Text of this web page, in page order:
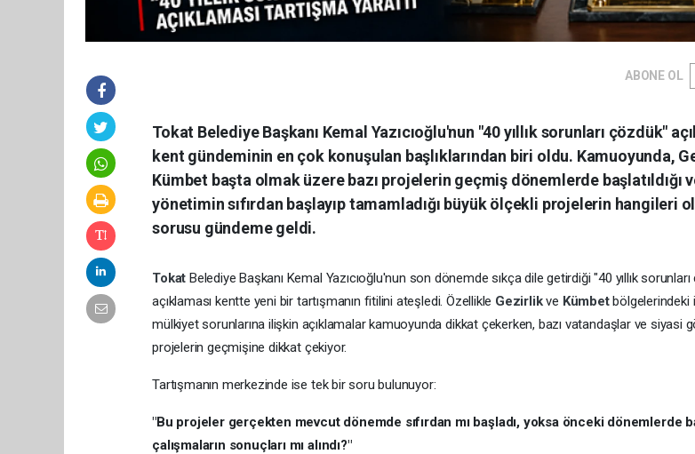
ABONE OL
Tokat Belediye Başkanı Kemal Yazıcıoğlu'nun "40 yıllık sorunları çözdük"
kent gündeminin en çok konuşulan başlıklarından biri oldu. Kamuoyunda,
Kümbet başta olmak üzere bazı projelerin geçmiş dönemlerde başlatıldığı
yönetimin sıfırdan başlayıp tamamladığı büyük ölçekli projelerin hangileri
sorusu gündeme geldi.
Tokat Belediye Başkanı Kemal Yazıcıoğlu'nun son dönemde sıkça dile getirdiği "40 yıllık
açıklaması kentte yeni bir tartışmanın fitilini ateşledi. Özellikle Gezirlikve Kümbetbölgelerindeki
mülkiyet sorunlarına ilişkin açıklamalar kamuoyunda dikkat çekerken, bazı vatandaşlar ve siyasi
projelerin geçmişine dikkat çekiyor.
Tartışmanın merkezinde ise tek bir soru bulunuyor:
"Bu projeler gerçekten mevcut dönemde sıfırdan mı başladı, yoksa önceki dönemlerde
çalışmaların sonuçları mı alındı?"